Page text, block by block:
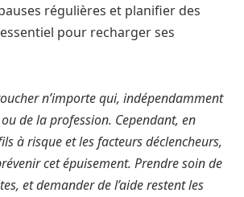
régulières et planifier des
pour recharger ses
n’importe qui, indépendamment
de la profession. Cependant, en
à risque et les facteurs déclencheurs,
cet épuisement. Prendre soin de
et demander de l’aide restent les